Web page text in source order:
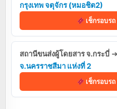
กรุงเทพ จตุจักร (หมอชิต2)
เช็กรอบร
สถานีขนส่งผู้โดยสาร จ.กระบี่ ➔
จ.นครราชสีมา แห่งที่ 2
เช็กรอบร